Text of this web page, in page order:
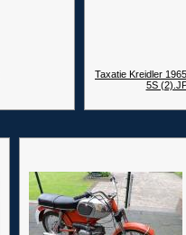
Taxatie Kreidler
5S